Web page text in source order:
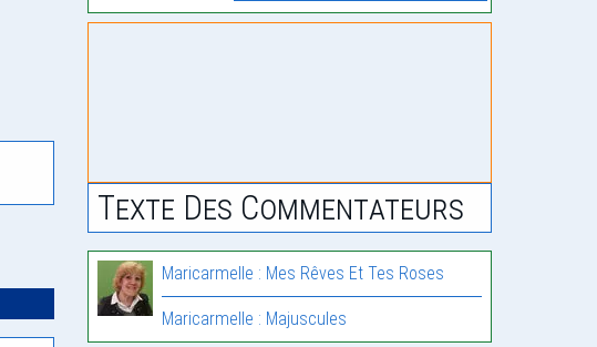
Texte Des Commentateurs
Maricarmelle : Mes Rêves Et Tes Roses
Maricarmelle : Majuscules